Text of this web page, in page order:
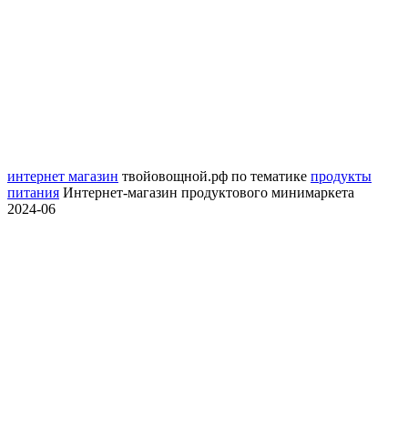
интернет магазин твойовощной.рф по тематике продукты
питания Интернет-магазин продуктового минимаркета
2024-06